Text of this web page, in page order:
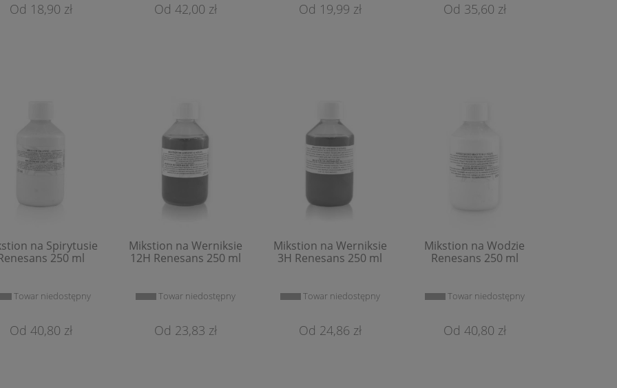
1,20 zł
Do Koszyka Do Koszyka
18,90 zł 42,00 zł 19,99 zł 35,60 zł
na Spirytusie
250 ml
Towar niedostępny
40,80 zł
Mikstion na Werniksie
12H Renesans 250 ml
Towar niedostępny
23,83 zł
Mikstion na Werniksie
3H Renesans 250 ml
Towar niedostępny
24,86 zł
Mikstion na Wodzie
Renesans 250 ml
Towar niedostępny
40,80 zł